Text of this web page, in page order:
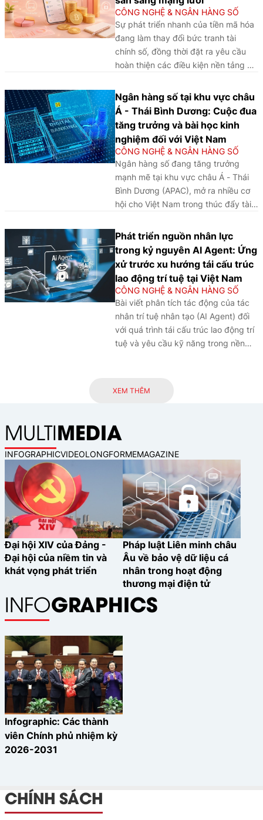
CÔNG NGHỆ & NGÂN HÀNG SỐ
Sự phát triển nhanh của tiền mã hóa
đang làm thay đổi bức tranh tài
chính số, đồng thời đặt ra yêu cầu
hoàn thiện các điều kiện nền tảng và
phát triển an toàn, bền vững.
Ngân hàng số tại khu vực châu
Á - Thái Bình Dương: Cuộc đua
tăng trưởng và bài học kinh
nghiệm đối với Việt Nam
CÔNG NGHỆ & NGÂN HÀNG SỐ
Ngân hàng số đang tăng trưởng
mạnh mẽ tại khu vực châu Á - Thái
Bình Dương (APAC), mở ra nhiều cơ
hội cho Việt Nam trong thúc đẩy tài
ngành Ngân hàng, đồng thời đặt ra
yêu cầu hoàn thiện khung pháp lý,
tăng cường an ninh dữ liệu và phát
triển hệ sinh thái tài chính số theo
hướng bền vững.
Phát triển nguồn nhân lực
trong kỷ nguyên AI Agent: Ứng
xử trước xu hướng tái cấu trúc
lao động trí tuệ tại Việt Nam
CÔNG NGHỆ & NGÂN HÀNG SỐ
Bài viết phân tích tác động của tác
nhân trí tuệ nhân tạo (AI Agent) đối
với quá trình tái cấu trúc lao động trí
tuệ và yêu cầu kỹ năng trong nền
và tăng cường năng lực cạnh tranh
trong kỷ nguyên AI.
XEM THÊM
MULTIMEDIA
INFOGRAPHICVIDEOLONGFORMEMAGAZINE
Đại hội XIV của Đảng -
Đại hội của niềm tin và
khát vọng phát triển
Pháp luật Liên minh châu
Âu về bảo vệ dữ liệu cá
nhân trong hoạt động
thương mại điện tử
INFOGRAPHICS
Infographic: Các thành
viên Chính phủ nhiệm kỳ
2026-2031
CHÍNH SÁCH